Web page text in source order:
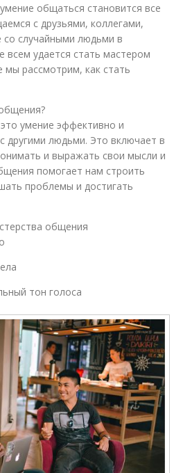
общаться становится все
с друзьями, коллегами,
со случайными людьми в
всем удается стать мастером
рассмотрим, как стать
умение эффективно и
другими людьми. Это включает в
и выражать свои мысли и
помогает нам строить
проблемы и достигать
общения
тон голоса